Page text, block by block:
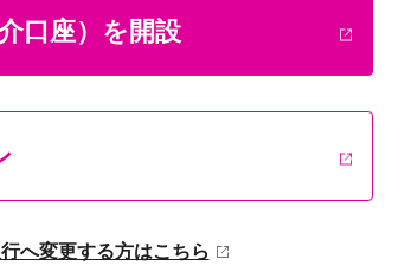
口座）を開設
へ変更する方はこちら